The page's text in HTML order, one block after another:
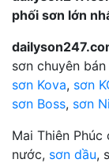
phối sơn lớn
sơn chuyên bán
sơn Kova, sơn
sơn Boss, sơn
Mai Thiên
nước, sơn dầu,